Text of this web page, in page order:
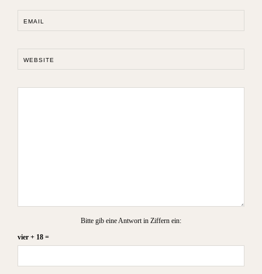
EMAIL
WEBSITE
Bitte gib eine Antwort in Ziffern ein:
vier + 18 =